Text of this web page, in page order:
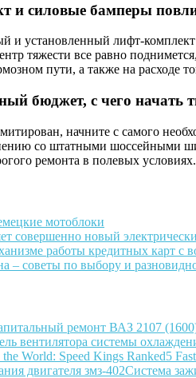
и силовые бамперы
и установленный лифт-
тяжести все равно
пути, а также на расходе
бюджет, с чего начать
начните с самого
со штатными шоссейными
ремонта в полевых
мотоблоки
совершенно новый
работы кредитных карт с
– советы по выбору и
5
Система